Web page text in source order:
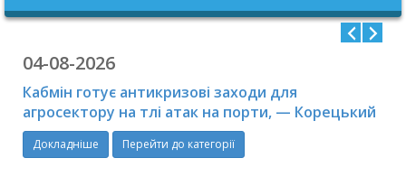
04-08-2026
Кабмін готує антикризові заходи для
агросектору на тлі атак на порти, — Корецький
Докладніше Перейти до категорії